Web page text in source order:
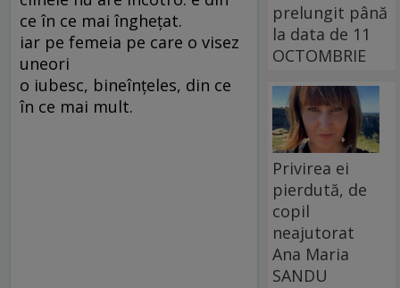
ce în ce mai îngheţat.
iar pe femeia pe care o visez
uneori
o iubesc, bineînţeles, din ce
în ce mai mult.
prelungit până
la data de 11
OCTOMBRIE
Privirea ei
pierdută, de
copil
neajutorat
Ana Maria
SANDU